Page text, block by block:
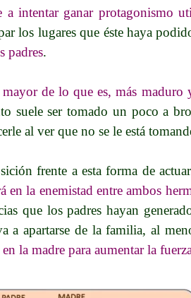
a intentar ganar protagonismo
los lugares que éste haya
padres.
mayor de lo que es, más
suele ser tomado un poco a
al ver que no se le está
frente a esta forma de
en la enemistad entre ambos
que los padres hayan
a apartarse de la familia, al
la madre para aumentar la